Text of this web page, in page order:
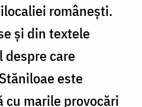
românești.
și din textele
care
este
marile provocări